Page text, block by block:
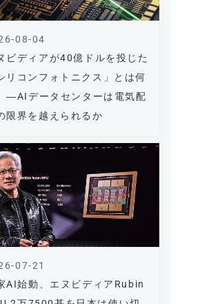
ビディアが40億ドルを投じた
リコンフォトニクス」とは何
データセンターは電気配
限界を越えられるか
08-04
AI始動、エヌビディアRubin
07-21